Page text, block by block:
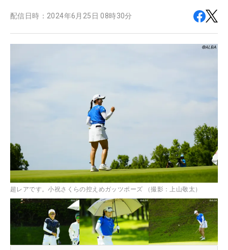
配信日時： 2024年6月25日 08時30分
超レアです。小祝さくらの控えめガッツポーズ （撮影：上山敬太）